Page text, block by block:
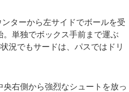
ターから左サイドでボールを受
単独でボックス手前まで運ぶ
況でもサードは、パスではドリ
右側から強烈なシュートを放っ